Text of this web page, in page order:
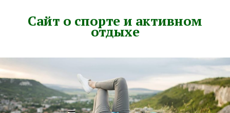
Сайт о спорте и активном
отдыхе